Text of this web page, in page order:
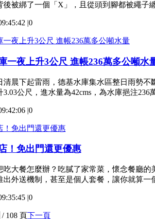
後被綁了一個「X」，且從頭到腳都被繩子
|0
一夜上升3公尺 進帳236萬多公噸水
清晨下起雷雨，德基水庫集水區整日雨勢
公尺，進水量為42cms，為水庫挹注
|0
！免出門還更優惠
大餐怎麼辦？吃膩了家常菜，懷念餐廳的
出外送機制，甚至是個人套餐，讓你就算一
|0
/ 108 頁下一頁